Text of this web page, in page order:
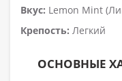
Вкус: Lemon Mint
Крепость: Легкий
ОСНОВНЫЕ